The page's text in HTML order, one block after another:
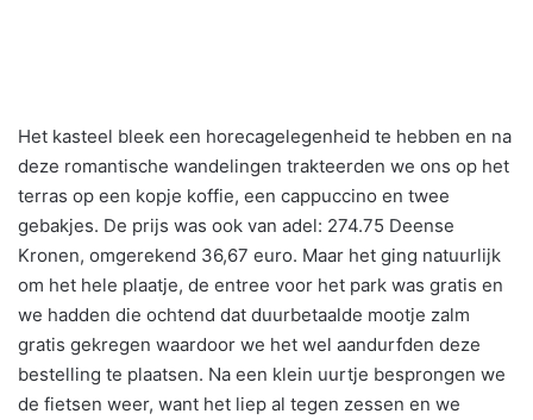
Het kasteel bleek een horecagelegenheid te hebben en na
deze romantische wandelingen trakteerden we ons op het
terras op een kopje koffie, een cappuccino en twee
gebakjes. De prijs was ook van adel: 274.75 Deense
Kronen, omgerekend 36,67 euro. Maar het ging natuurlijk
om het hele plaatje, de entree voor het park was gratis en
we hadden die ochtend dat duurbetaalde mootje zalm
gratis gekregen waardoor we het wel aandurfden deze
bestelling te plaatsen. Na een klein uurtje besprongen we
de fietsen weer, want het liep al tegen zessen en we